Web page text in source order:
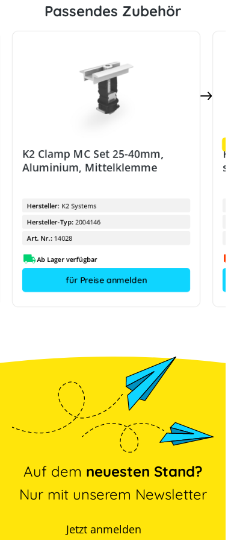
Passendes Zubehör
K2 Clamp MC Set 25-40mm,
Aluminium, Mittelklemme
Hersteller: K2 Systems
Hersteller-Typ: 2004146
Art. Nr.: 14028
Ab Lager verfügbar
für Preise anmelden
Auf dem neuesten Stand?
Nur mit unserem Newsletter
Jetzt anmelden